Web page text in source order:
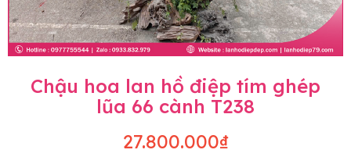
Chậu hoa lan hồ điệp tím ghép
lũa 66 cành T238
27.800.000₫